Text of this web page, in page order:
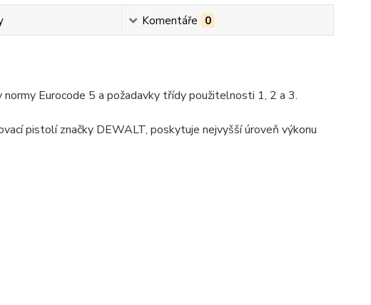
Komentáře 0
Eurocode 5 a požadavky třídy použitelnosti 1, 2 a 3.
pistolí značky DEWALT, poskytuje nejvyšší úroveň výkonu